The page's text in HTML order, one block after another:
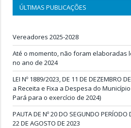
ÚLTIMAS PUBLICAÇÕES
Vereadores 2025-2028
Até o momento, não foram elaboradas
no ano de 2024
LEI Nº 1889/2023, DE 11 DE DEZEMBRO
a Receita e Fixa a Despesa do
Pará para o exercício de 2024)
PAUTA DE Nº 20 DO SEGUNDO PERÍODO
22 DE AGOSTO DE 2023